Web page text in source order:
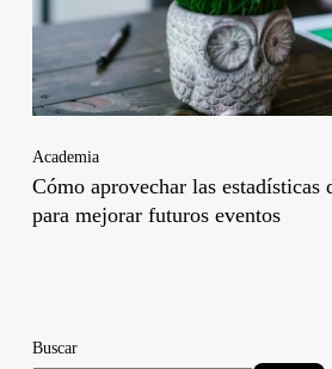
Academia
Cómo aprovechar las estadísticas
para mejorar futuros eventos
Buscar